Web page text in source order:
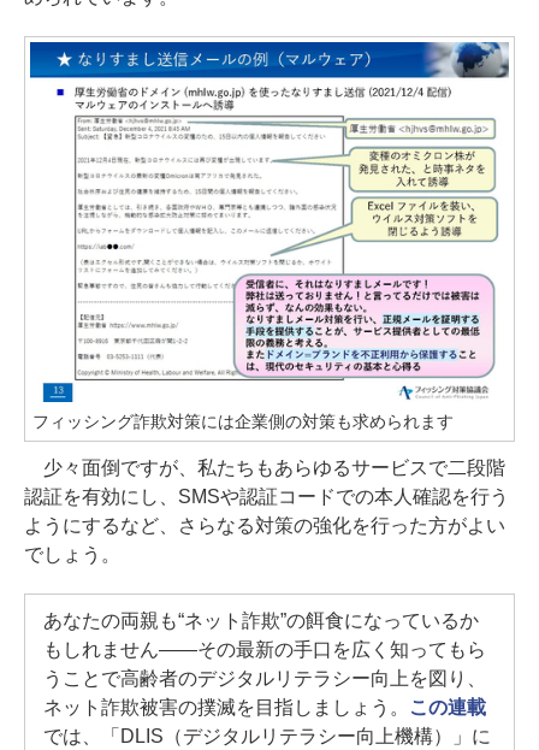
フィッシング詐欺対策には企業側の対策も求められます
少々面倒ですが、私たちもあらゆるサービスで二段階
認証を有効にし、SMSや認証コードでの本人確認を行う
ようにするなど、さらなる対策の強化を行った方がよい
でしょう。
あなたの両親も“ネット詐欺”の餌食になっているか
もしれません――その最新の手口を広く知ってもら
うことで高齢者のデジタルリテラシー向上を図り、
ネット詐欺被害の撲滅を目指しましょう。
この連載
では、「DLIS（デジタルリテラシー向上機構）」に